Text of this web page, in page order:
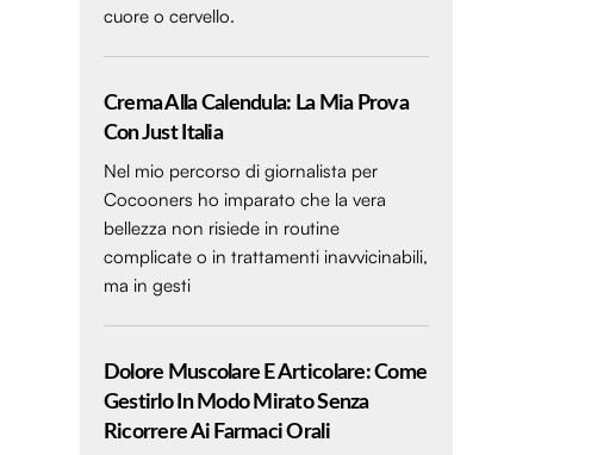
cuore o cervello.
Crema Alla Calendula: La Mia Prova
Con Just Italia
Nel mio percorso di giornalista per
Cocooners ho imparato che la vera
bellezza non risiede in routine
complicate o in trattamenti inavvicinabili,
ma in gesti
Dolore Muscolare E Articolare: Come
Gestirlo In Modo Mirato Senza
Ricorrere Ai Farmaci Orali